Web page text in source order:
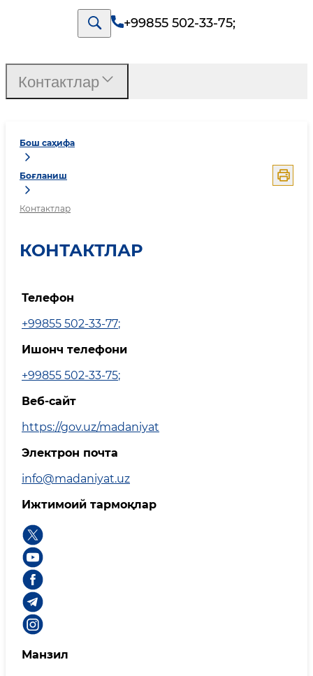
+99855 502-33-75;
Бош саҳифа
Боғланиш
Контактлар
КОНТАКТЛАР
Телефон
+99855 502-33-77;
Ишонч телефони
+99855 502-33-75;
Веб-сайт
https://gov.uz/madaniyat
Электрон почта
info@madaniyat.uz
Ижтимоий тармоқлар
Манзил
Контактлар